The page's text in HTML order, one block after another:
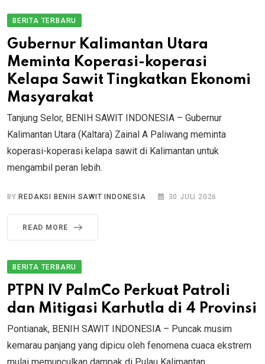
BERITA TERBARU
Gubernur Kalimantan Utara
Meminta Koperasi-koperasi
Kelapa Sawit Tingkatkan Ekonomi
Masyarakat
Tanjung Selor, BENIH SAWIT INDONESIA – Gubernur
Kalimantan Utara (Kaltara) Zainal A Paliwang meminta
koperasi-koperasi kelapa sawit di Kalimantan untuk
mengambil peran lebih.
BYREDAKSI BENIH SAWIT INDONESIA 30 JULI 2026
READ MORE
BERITA TERBARU
PTPN IV PalmCo Perkuat Patroli
dan Mitigasi Karhutla di 4 Provinsi
Pontianak, BENIH SAWIT INDONESIA – Puncak musim
kemarau panjang yang dipicu oleh fenomena cuaca ekstrem